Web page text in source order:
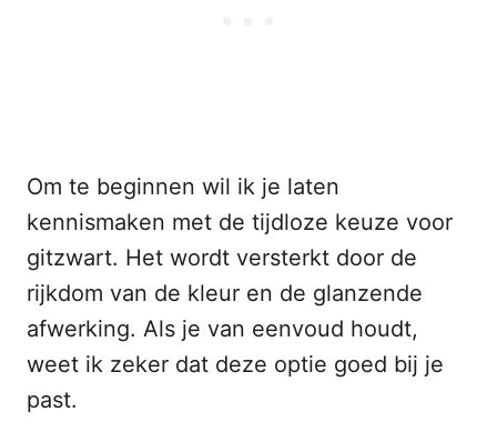
Om te beginnen wil ik je laten
kennismaken met de tijdloze keuze voor
gitzwart. Het wordt versterkt door de
rijkdom van de kleur en de glanzende
afwerking. Als je van eenvoud houdt,
weet ik zeker dat deze optie goed bij je
past.